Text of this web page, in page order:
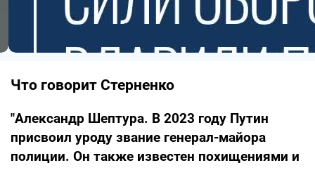
Что говорит Стерненко
"Александр Шептура. В 2023 году Путин
присвоил уроду звание генерал-майора
полиции. Он также известен похищениями и